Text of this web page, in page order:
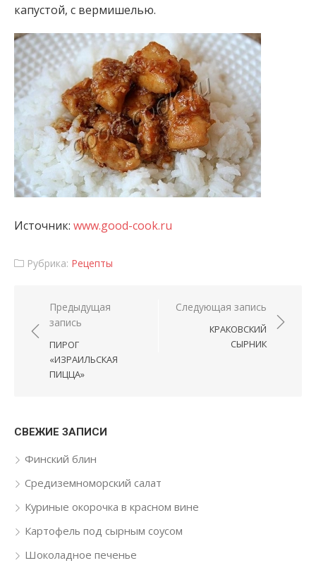
капустой, с вермишелью.
Источник: www.good-cook.ru
Рубрика: Рецепты
Навигация по записям
Предыдущая
запись
ПИРОГ
«ИЗРАИЛЬСКАЯ
ПИЦЦА»
Следующая запись
КРАКОВСКИЙ
СЫРНИК
СВЕЖИЕ ЗАПИСИ
Финский блин
Средиземноморский салат
Куриные окорочка в красном вине
Картофель под сырным соусом
Шоколадное печенье